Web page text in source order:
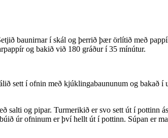
baunirnar í skál og þerrið þær örlítið með
og bakið við 180 gráður í 35 mínútur.
sett í ofnin með kjúklingabaununum og bakað í
og pipar. Turmerikið er svo sett út í pottinn
úr ofninum er því hellt út í pottinn. Súpan er